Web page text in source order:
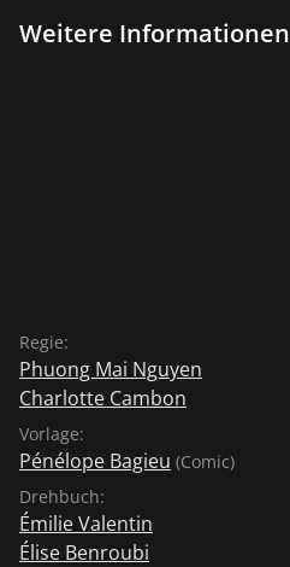
Weitere Informationen
Regie:
Phuong Mai Nguyen
Charlotte Cambon
Vorlage:
Pénélope Bagieu (Comic)
Drehbuch:
Émilie Valentin
Élise Benroubi